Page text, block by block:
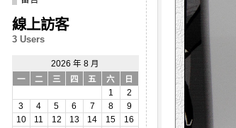
線上訪客
3 Users
2026 年 8 月
一
二 三 四 五 六
日
1
2
3
4 5 6 7 8
9
10
11 12 13 14 15
16